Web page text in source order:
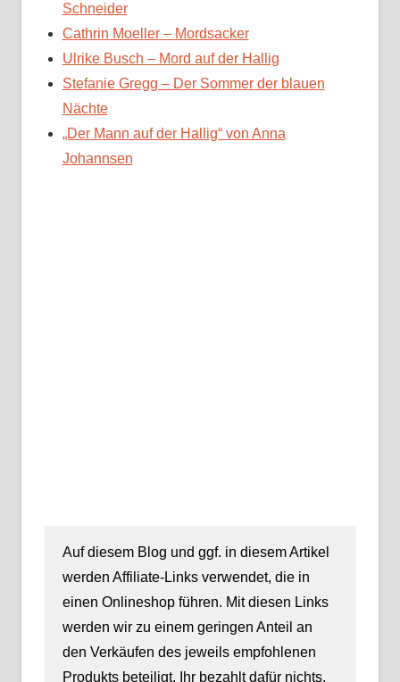
Schneider
Cathrin Moeller – Mordsacker
Ulrike Busch – Mord auf der Hallig
Stefanie Gregg – Der Sommer der blauen
Nächte
„Der Mann auf der Hallig“ von Anna
Johannsen
Auf diesem Blog und ggf. in diesem Artikel
werden Affiliate-Links verwendet, die in
einen Onlineshop führen. Mit diesen Links
werden wir zu einem geringen Anteil an
den Verkäufen des jeweils empfohlenen
Produkts beteiligt. Ihr bezahlt dafür nichts.